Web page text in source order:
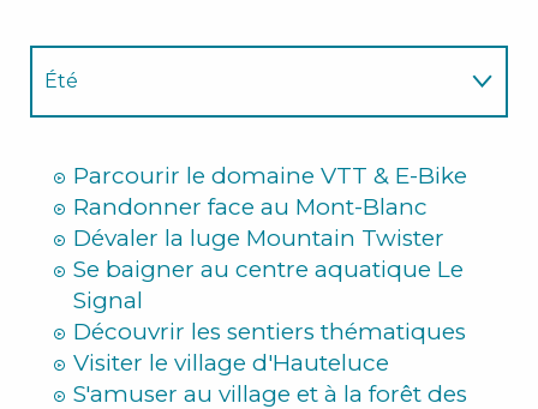
Été
Parcourir le domaine VTT & E-Bike
Randonner face au Mont-Blanc
Dévaler la luge Mountain Twister
Se baigner au centre aquatique Le
Signal
Découvrir les sentiers thématiques
Visiter le village d'Hauteluce
S'amuser au village et à la forêt des